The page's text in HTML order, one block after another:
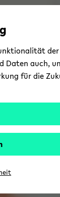
Daten auch,
für die